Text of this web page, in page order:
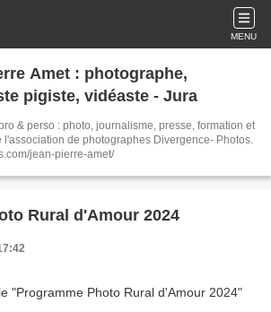
MENU
Amet : photographe,
pigiste, vidéaste - Jura
& perso : photo, journalisme, presse, formation et
Divergence- Photos.
jean-pierre-amet/
Rural d'Amour 2024